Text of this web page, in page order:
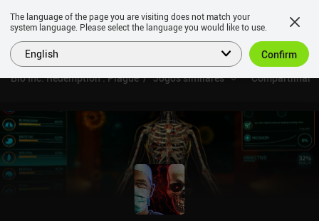
Bio Inc. Redemption : Plague Jogos similares Compartilhar
The language of the page you are visiting does not match your
system language. Please select the language you would like to use.
English Confirm